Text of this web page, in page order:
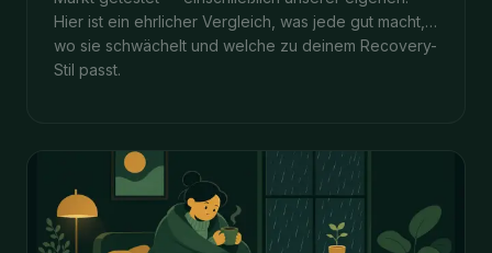
Hier ist ein ehrlicher Vergleich, was jede gut macht,
wo sie schwächelt und welche zu deinem Recovery-
Stil passt.